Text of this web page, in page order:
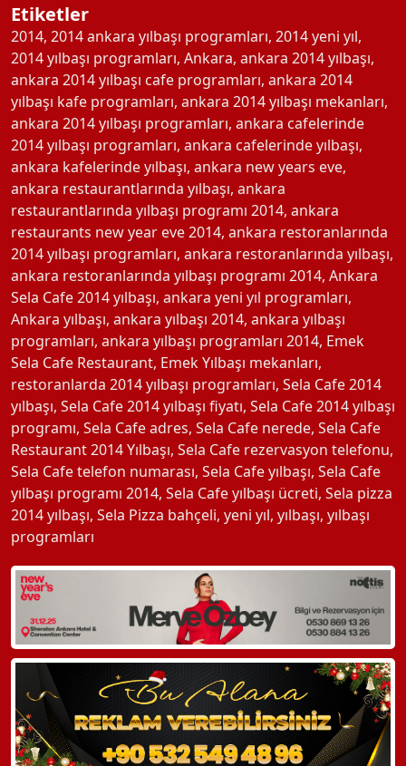
Etiketler
2014, 2014 ankara yılbaşı programları, 2014 yeni yıl,
2014 yılbaşı programları, Ankara, ankara 2014 yılbaşı,
ankara 2014 yılbaşı cafe programları, ankara 2014
yılbaşı kafe programları, ankara 2014 yılbaşı mekanları,
ankara 2014 yılbaşı programları, ankara cafelerinde
2014 yılbaşı programları, ankara cafelerinde yılbaşı,
ankara kafelerinde yılbaşı, ankara new years eve,
ankara restaurantlarında yılbaşı, ankara
restaurantlarında yılbaşı programı 2014, ankara
restaurants new year eve 2014, ankara restoranlarında
2014 yılbaşı programları, ankara restoranlarında yılbaşı,
ankara restoranlarında yılbaşı programı 2014, Ankara
Sela Cafe 2014 yılbaşı, ankara yeni yıl programları,
Ankara yılbaşı, ankara yılbaşı 2014, ankara yılbaşı
programları, ankara yılbaşı programları 2014, Emek
Sela Cafe Restaurant, Emek Yılbaşı mekanları,
restoranlarda 2014 yılbaşı programları, Sela Cafe 2014
yılbaşı, Sela Cafe 2014 yılbaşı fiyatı, Sela Cafe 2014 yılbaşı
programı, Sela Cafe adres, Sela Cafe nerede, Sela Cafe
Restaurant 2014 Yılbaşı, Sela Cafe rezervasyon telefonu,
Sela Cafe telefon numarası, Sela Cafe yılbaşı, Sela Cafe
yılbaşı programı 2014, Sela Cafe yılbaşı ücreti, Sela pizza
2014 yılbaşı, Sela Pizza bahçeli, yeni yıl, yılbaşı, yılbaşı
programları